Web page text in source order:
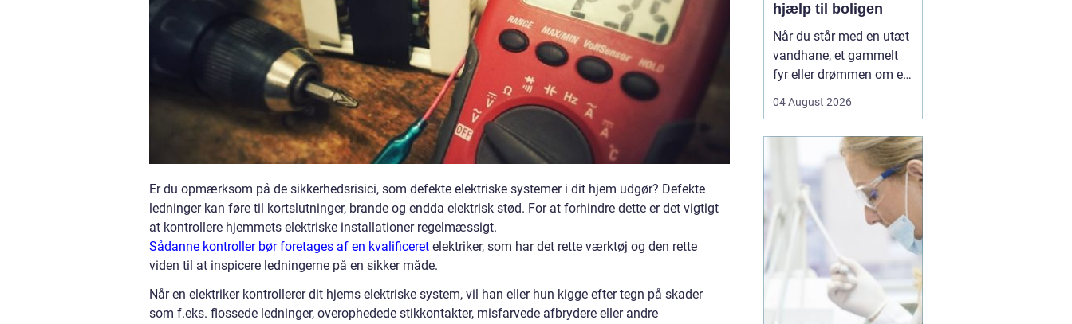
Er du opmærksom på de sikkerhedsrisici, som defekte elektriske systemer i dit hjem udgør? Defekte
ledninger kan føre til kortslutninger, brande og endda elektrisk stød. For at forhindre dette er det vigtigt
at kontrollere hjemmets elektriske installationer regelmæssigt.
Sådanne kontroller bør foretages af en kvalificeret elektriker, som har det rette værktøj og den rette
viden til at inspicere ledningerne på en sikker måde.
Når en elektriker kontrollerer dit hjems elektriske system, vil han eller hun kigge efter tegn på skader
som f.eks. flossede ledninger, overophedede stikkontakter, misfarvede afbrydere eller andre
hjælp til boligen
Når du står med en utæt
vandhane, et gammelt
fyr eller drømmen om et
dygtig VVSer være
løsning og en dyr
langtidsskade. I Viborg
og omegn findes der
mange fagfolk, men
hvordan sikrer du dig, at
04 August 2026